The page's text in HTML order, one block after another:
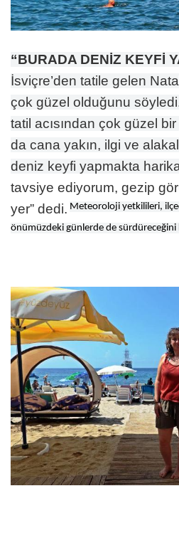
“BURADA DENİZ KEYFİ
İsviçre’den tatile gelen
çok güzel olduğunu
tatil acısından çok güzel
da cana yakın, ilgi ve
deniz keyfi yapmakta
tavsiye ediyorum, gezip
yer” dedi. Meteoroloji yetkilileri,
önümüzdeki günlerde de sürdüreceğini